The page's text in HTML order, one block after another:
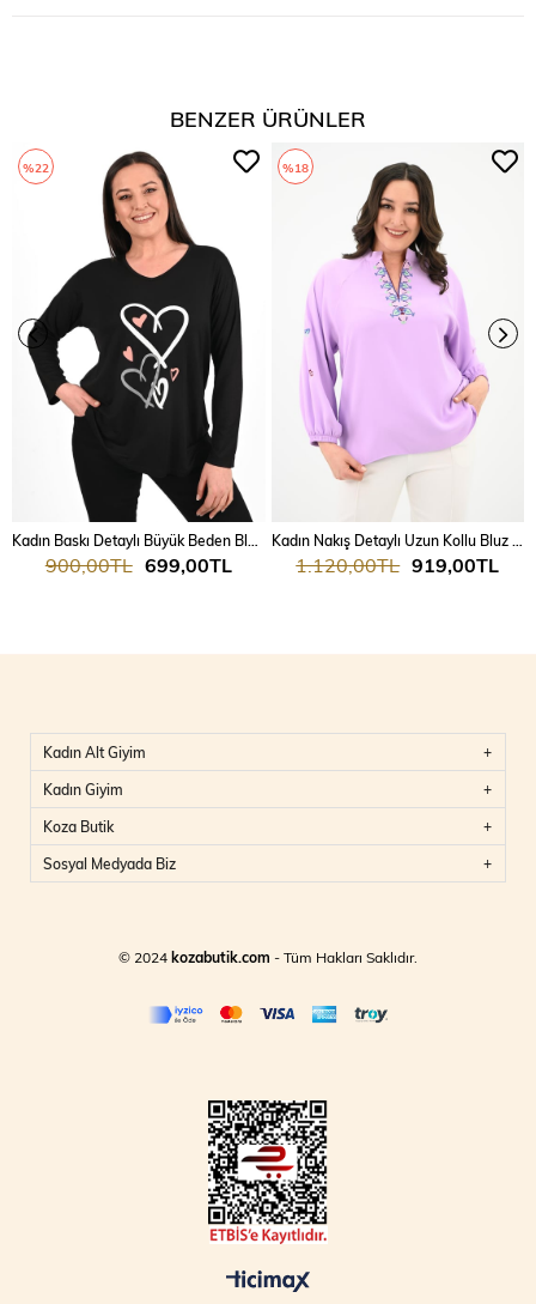
BENZER ÜRÜNLER
699,00TL
900,00TL
%22
919,00TL
1.120,00TL
%18
Kadın Alt Giyim
Kadın Giyim
Koza Butik
Sosyal Medyada Biz
© 2024kozabutik.com - Tüm Hakları Saklıdır.